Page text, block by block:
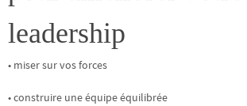
leadership
• miser sur vos forces
• construire une équipe équilibrée